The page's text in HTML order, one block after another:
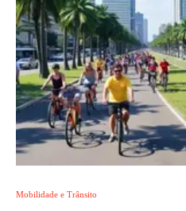
Mobilidade e Trânsito